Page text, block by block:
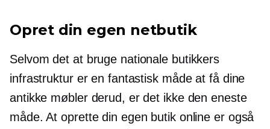
Opret din egen netbutik
Selvom det at bruge nationale butikkers
infrastruktur er en fantastisk måde at få dine
antikke møbler derud, er det ikke den eneste
måde. At oprette din egen butik online er også